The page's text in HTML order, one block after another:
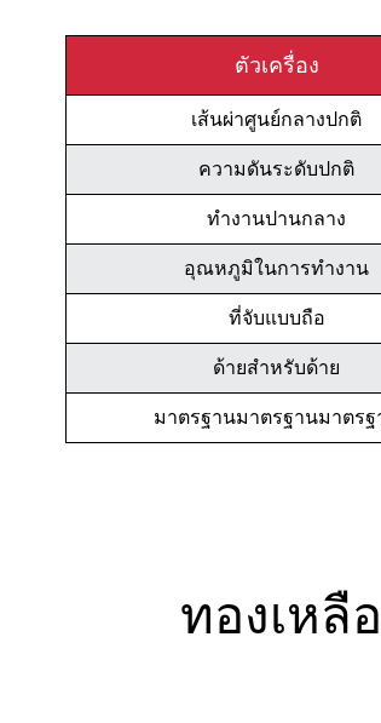
ตัวเครื่อง
เส้นผ่าศูนย์กลางปกติ
ความดันระดับปกติ
ทำงานปานกลาง
อุณหภูมิในการทำงาน
ที่จับแบบถือ
ด้ายสำหรับด้าย
มาตรฐานมาตรฐานมาตรฐ
ทองเหลื